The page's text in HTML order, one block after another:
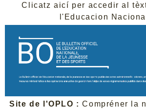
Clicatz aicí per accedir al
l'Educacion
Site de l'OPLO :Compréner la